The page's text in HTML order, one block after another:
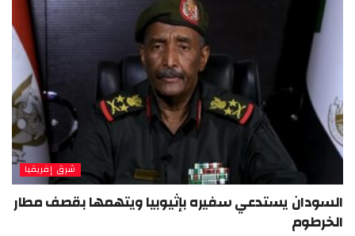
شرق إفريقيا
السودان يستدعي سفيره بإثيوبيا ويتهمها بقصف مطار
الخرطوم